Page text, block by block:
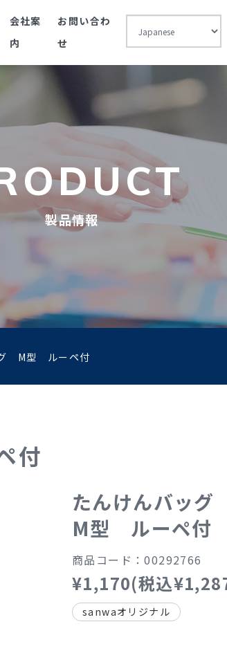
会社案
内
お問い合わ
せ
製品情報
M型 ルーペ付
付
たんけんバッグ
M型 ルーペ付
商品コード：00292766
¥1,170(税込
sanwaオリジナル